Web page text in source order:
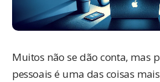
Muitos não se dão conta, mas
pessoais é uma das coisas